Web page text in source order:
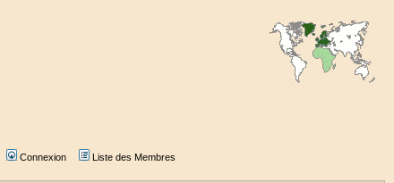
Connexion Liste des Membres